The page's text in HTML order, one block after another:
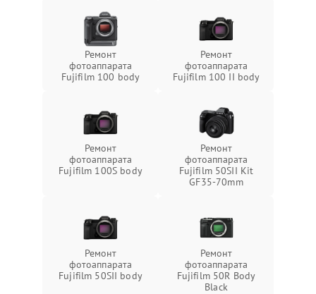
Ремонт
фотоаппарата
Fujifilm 100 body
Ремонт
фотоаппарата
Fujifilm 100 II body
Ремонт
фотоаппарата
Fujifilm 100S body
Ремонт
фотоаппарата
Fujifilm 50SII Kit
GF35-70mm
Ремонт
фотоаппарата
Fujifilm 50SII body
Ремонт
фотоаппарата
Fujifilm 50R Body
Black